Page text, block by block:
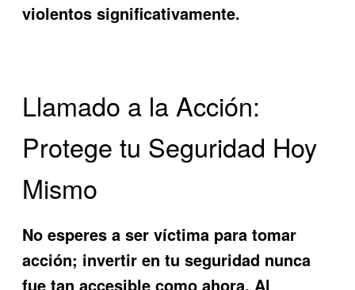
violentos significativamente.
Llamado a la Acción:
Protege tu Seguridad Hoy
Mismo
No esperes a ser víctima para tomar
acción; invertir en tu seguridad nunca
fue tan accesible como ahora. Al